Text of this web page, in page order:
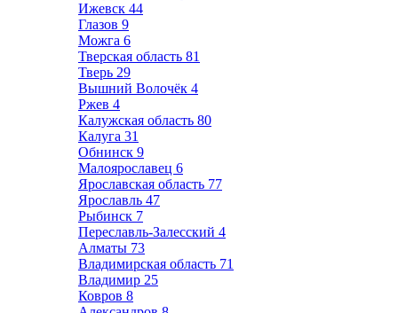
Ижевск 44
Глазов 9
Можга 6
Тверская область 81
Тверь 29
Вышний Волочёк 4
Ржев 4
Калужская область 80
Калуга 31
Обнинск 9
Малоярославец 6
Ярославская область 77
Ярославль 47
Рыбинск 7
Переславль-Залесский 4
Алматы 73
Владимирская область 71
Владимир 25
Ковров 8